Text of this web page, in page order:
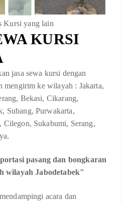
Kursi yang lain
KURSI
jasa sewa kursi dengan
mengirim ke wilayah : Jakarta,
Bekasi, Cikarang,
Subang, Purwakarta,
Cilegon, Sukabumi, Serang,
pasang dan bongkaran
wilayah Jabodetabek"
acara dan